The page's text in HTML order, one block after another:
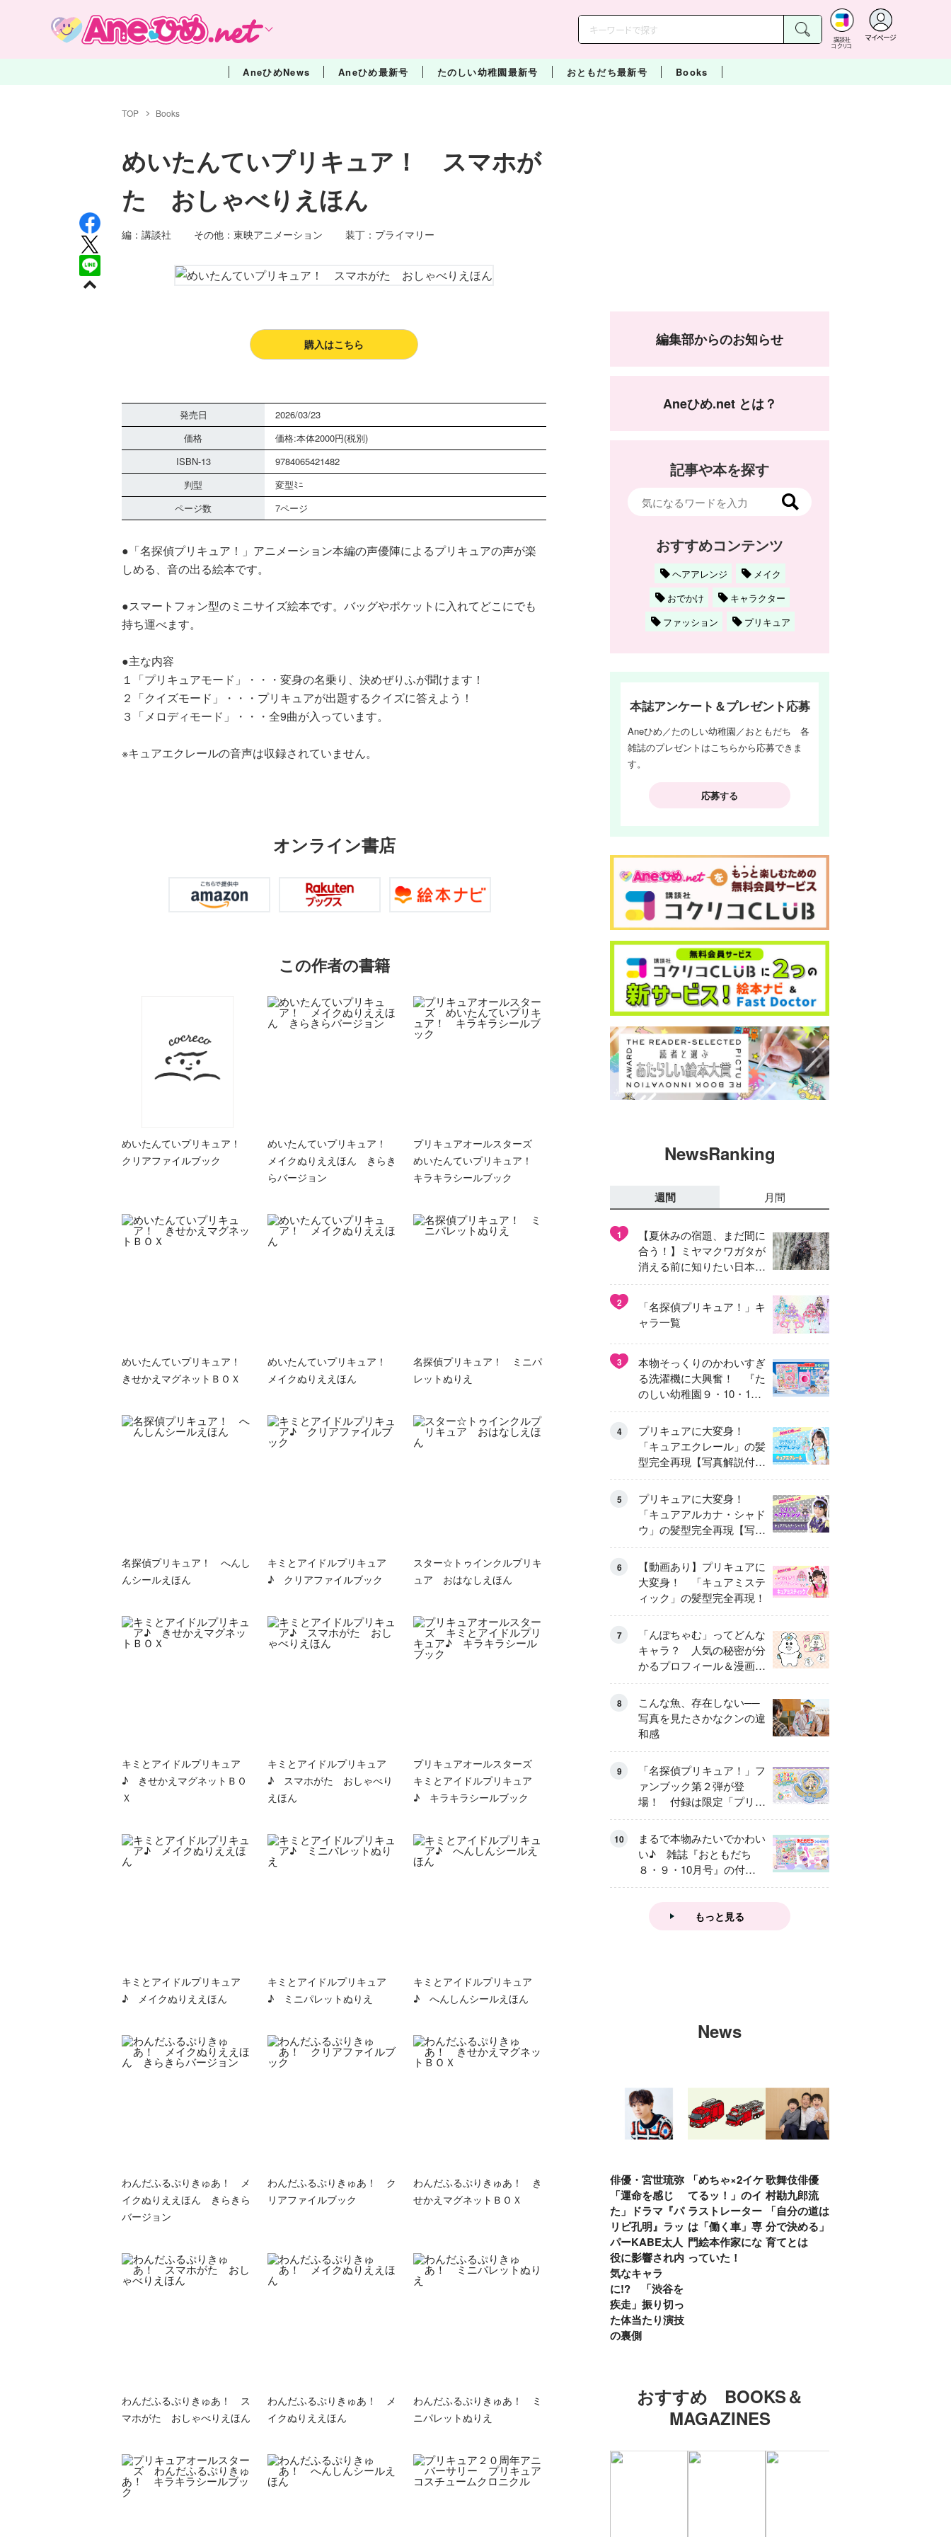
講談社
コクリコ
マイページ
AneひめNews Aneひめ最新号 たのしい幼稚園最新号 おともだち最新号 Books
TOP Books
めいたんていプリキュア！ スマホが
た おしゃべりえほん
編：講談社 その他：東映アニメーション 装丁：プライマリー
購入はこちら
発売日
2026/03/23
価格
価格:本体2000円(税別)
ISBN-13
9784065421482
判型
変型ﾐﾆ
ページ数
7ページ
●「名探偵プリキュア！」アニメーション本編の声優陣によるプリキュアの声が楽
しめる、音の出る絵本です。
●スマートフォン型のミニサイズ絵本です。バッグやポケットに入れてどこにでも
持ち運べます。
●主な内容
１「プリキュアモード」・・・変身の名乗り、決めぜりふが聞けます！
２「クイズモード」・・・プリキュアが出題するクイズに答えよう！
３「メロディモード」・・・全9曲が入っています。
※キュアエクレールの音声は収録されていません。
オンライン書店
この作者の書籍
めいたんていプリキュア！
クリアファイルブック
めいたんていプリキュア！
メイクぬりええほん きらき
らバージョン
プリキュアオールスターズ
めいたんていプリキュア！
キラキラシールブック
めいたんていプリキュア！
きせかえマグネットＢＯＸ
めいたんていプリキュア！
メイクぬりええほん
名探偵プリキュア！ ミニパ
レットぬりえ
名探偵プリキュア！ へんし
んシールえほん
キミとアイドルプリキュア
♪ クリアファイルブック
スター☆トゥインクルプリキ
ュア おはなしえほん
キミとアイドルプリキュア
♪ きせかえマグネットＢＯ
Ｘ
キミとアイドルプリキュア
♪ スマホがた おしゃべり
えほん
プリキュアオールスターズ
キミとアイドルプリキュア
♪ キラキラシールブック
キミとアイドルプリキュア
♪ メイクぬりええほん
キミとアイドルプリキュア
♪ ミニパレットぬりえ
キミとアイドルプリキュア
♪ へんしんシールえほん
わんだふるぷりきゅあ！ メ
イクぬりええほん きらきら
バージョン
わんだふるぷりきゅあ！ ク
リアファイルブック
わんだふるぷりきゅあ！ き
せかえマグネットＢＯＸ
わんだふるぷりきゅあ！ ス
マホがた おしゃべりえほん
わんだふるぷりきゅあ！ メ
イクぬりええほん
わんだふるぷりきゅあ！ ミ
ニパレットぬりえ
編集部からのお知らせ
Aneひめ.net とは？
記事や本を探す
おすすめコンテンツ
ヘアアレンジ
メイク
おでかけ
キャラクター
ファッション
プリキュア
本誌アンケート＆プレゼント応募
Aneひめ／たのしい幼稚園／おともだち 各
雑誌のプレゼントはこちらから応募できま
す。
応募する
NewsRanking
週間 月間
1
【夏休みの宿題、まだ間に
合う！】ミヤマクワガタが
消える前に知りたい日本の
異変
2
「名探偵プリキュア！」キ
ャラ一覧
3
本物そっくりのかわいすぎ
る洗濯機に大興奮！ 『た
のしい幼稚園９・10・11
月号』だけのオリジナル付
録「プリキュア くるくる
せんたくき」
4
プリキュアに大変身！
「キュアエクレール」の髪
型完全再現【写真解説付
き】
5
プリキュアに大変身！
「キュアアルカナ・シャド
ウ」の髪型完全再現【写真
解説付き】
6
【動画あり】プリキュアに
大変身！ 「キュアミステ
ィック」の髪型完全再現！
7
「んぽちゃむ」ってどんな
キャラ？ 人気の秘密が分
かるプロフィール＆漫画ま
とめ
8
こんな魚、存在しない──
写真を見たさかなクンの違
和感
9
「名探偵プリキュア！」フ
ァンブック第２弾が登
場！ 付録は限定「プリキ
ュアマコトジュエル キュ
アアルカナ・シャドウ ア
イスver.」 キュアエクレ
ールを大特集！
10
まるで本物みたいでかわい
い♪ 雑誌『おともだち
８・９・10月号』の付録
は『サーティワン アイス
もっと見る
News
俳優・宮世琉弥
「運命を感じ
た」ドラマ『パ
リピ孔明』ラッ
パーKABE太人
役に影響され内
気なキャラ
に!? 「渋谷を
疾走」振り切っ
た体当たり演技
の裏側
「めちゃ×2イケ
てるッ！」のイ
ラストレーター
は「働く車」専
門絵本作家にな
っていた！
歌舞伎俳優 中
村勘九郎流
「自分の道は自
分で決める」子
育てとは
おすすめ BOOKS＆
MAGAZINES